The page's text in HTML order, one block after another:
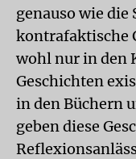
genauso wie
kontrafaktische
wohl nur in den
Geschichten
in den Büchern
geben diese